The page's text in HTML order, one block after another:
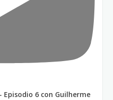
6 con Guilherme